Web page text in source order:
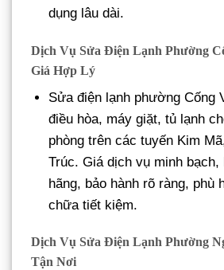
dụng lâu dài.
Dịch Vụ Sửa Điện Lạnh Phường
Giá Hợp Lý
Sửa điện lạnh phường Cống
điều hòa, máy giặt, tủ lạnh
phòng trên các tuyến Kim
Trúc. Giá dịch vụ minh
hãng, bảo hành rõ ràng, phù
chữa tiết kiệm.
Dịch Vụ Sửa Điện Lạnh Phường
Tận Nơi